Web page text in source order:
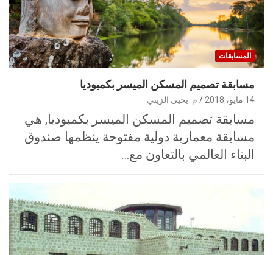
المسابقات
مسابقة تصميم المسكن الميسر بكمبوديا
14 مايو، 2018 م. يحيى الزيني
مسابقة تصميم المسكن الميسر بكمبوديا, هي
مسابقة معمارية دولية مفتوحة ينظمها صندوق
البناء العالمي بالتعاون مع…